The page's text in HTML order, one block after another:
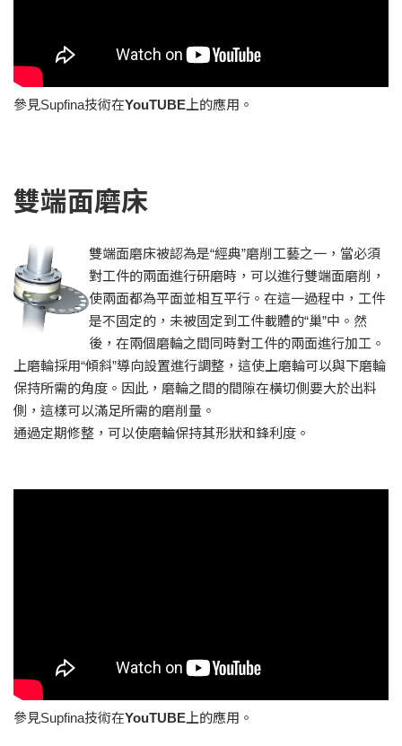
參見Supfina技術在YouTUBE 上的應用。
雙端面磨床
雙端面磨床被認為是“經典”磨削工藝之一，當必須
對工件的兩面進行研磨時，可以進行雙端面磨削，
使兩面都為平面並相互平行。在這一過程中，工件
是不固定的，未被固定到工件載體的“巢”中。然
後，在兩個磨輪之間同時對工件的兩面進行加工。
上磨輪採用“傾斜”導向設置進行調整，這使上磨輪可以與下磨輪
保持所需的角度。因此，磨輪之間的間隙在橫切側要大於出料
側，這樣可以滿足所需的磨削量。
通過定期修整，可以使磨輪保持其形狀和鋒利度。
參見Supfina技術在YouTUBE 上的應用。